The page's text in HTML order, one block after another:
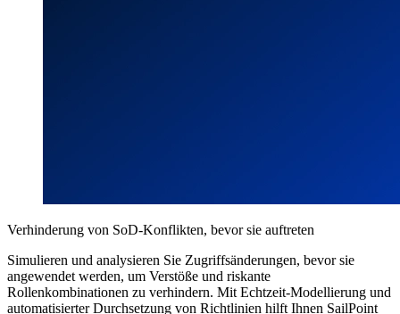
Verhinderung von SoD-Konflikten, bevor sie auftreten
Simulieren und analysieren Sie Zugriffsänderungen, bevor sie
angewendet werden, um Verstöße und riskante
Rollenkombinationen zu verhindern. Mit Echtzeit-Modellierung und
automatisierter Durchsetzung von Richtlinien hilft Ihnen SailPoint